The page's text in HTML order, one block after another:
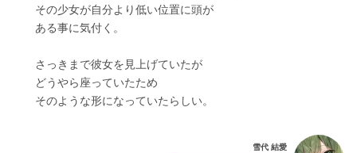
その少女が自分より低い位置に頭が
ある事に気付く。
さっきまで彼女を見上げていたが
どうやら座っていたため
そのような形になっていたらしい。
雪代 結愛